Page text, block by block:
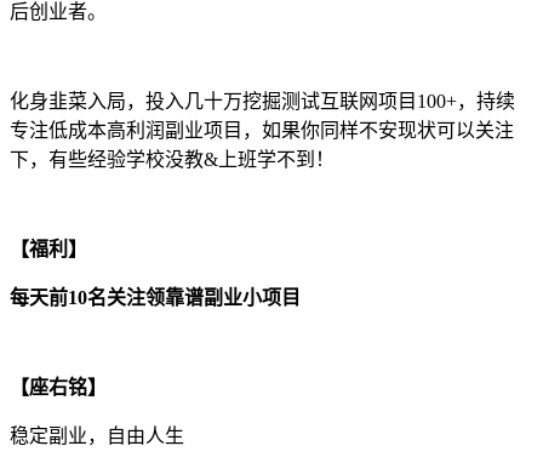
后创业者。
化身韭菜入局，投入几十万挖掘测试互联网项目100+，持续
专注低成本高利润副业项目，如果你同样不安现状可以关注
下，有些经验学校没教&上班学不到！
【福利】
每天前10名关注领靠谱副业小项目
【座右铭】
稳定副业，自由人生